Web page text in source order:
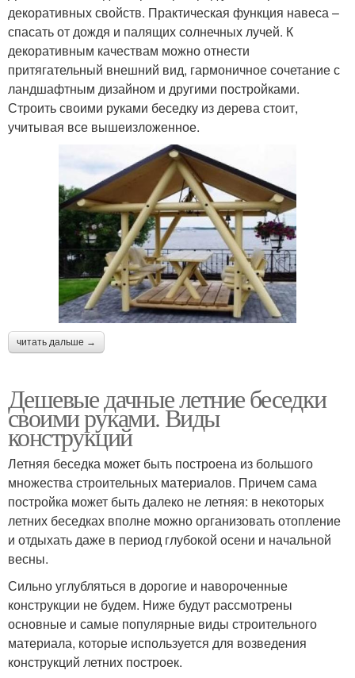
декоративных свойств. Практическая функция навеса –
спасать от дождя и палящих солнечных лучей. К
декоративным качествам можно отнести
притягательный внешний вид, гармоничное сочетание с
ландшафтным дизайном и другими постройками.
Строить своими руками беседку из дерева стоит,
учитывая все вышеизложенное.
читать дальше →
Дешевые дачные летние беседки
своими руками. Виды
конструкций
Летняя беседка может быть построена из большого
множества строительных материалов. Причем сама
постройка может быть далеко не летняя: в некоторых
летних беседках вполне можно организовать отопление
и отдыхать даже в период глубокой осени и начальной
весны.
Сильно углубляться в дорогие и навороченные
конструкции не будем. Ниже будут рассмотрены
основные и самые популярные виды строительного
материала, которые используется для возведения
конструкций летних построек.